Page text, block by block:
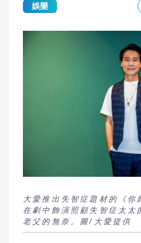
娛樂
大愛推出失智症題材的《
在劇中飾演照顧失智症太太
老父的無奈。圖/大愛提供